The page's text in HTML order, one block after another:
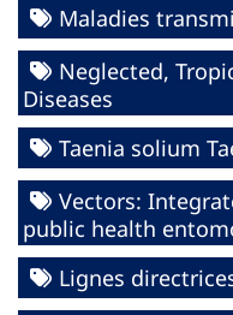
Maladies
Neglected,
Diseases
Taenia solium
Vectors:
public health
Lignes